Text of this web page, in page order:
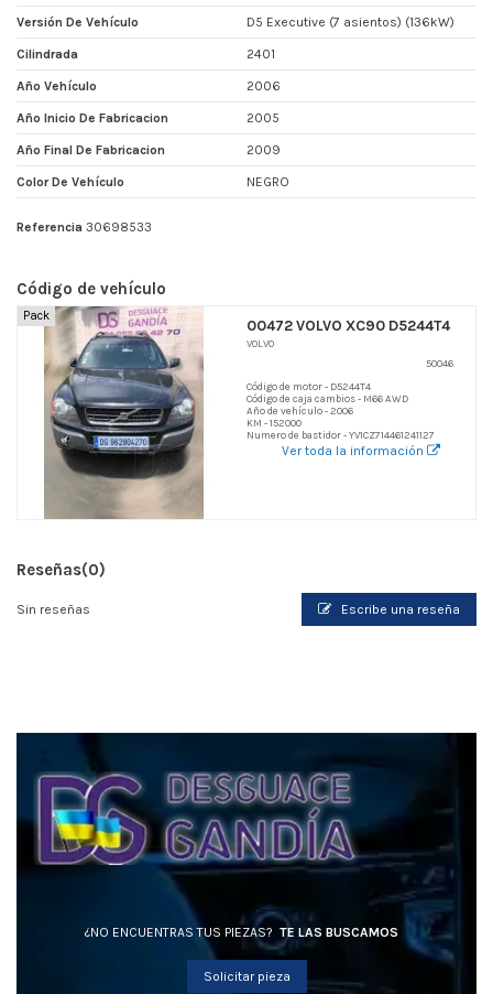
Versión De Vehículo D5 Executive (7 asientos) (136kW)
Cilindrada 2401
Año Vehículo 2006
Año Inicio De Fabricacion 2005
Año Final De Fabricacion 2009
Color De Vehículo NEGRO
Referencia 30698533
Código de vehículo
Pack
00472 VOLVO XC90 D5244T4
VOLVO
50046
Código de motor - D5244T4
Código de caja cambios - M66 AWD
Año de vehículo - 2006
KM - 152000
Numero de bastidor - YV1CZ714461241127
Ver toda la información
Reseñas(0)
Sin reseñas Escribe una reseña
¿NO ENCUENTRAS TUS PIEZAS? TE LAS BUSCAMOS
Solicitar pieza